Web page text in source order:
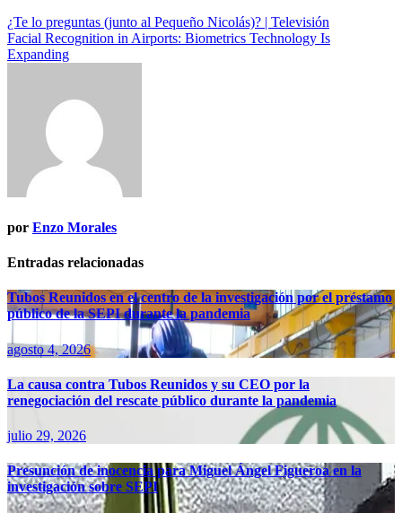
Navegación
de
¿Te lo preguntas (junto al Pequeño Nicolás)? | Televisión
Facial Recognition in Airports: Biometrics Technology Is
Expanding
por Enzo Morales
Entradas relacionadas
Tubos Reunidos en el centro de la investigación por el préstamo
público de la SEPI durante la pandemia
agosto 4, 2026
La causa contra Tubos Reunidos y su CEO por la
renegociación del rescate público durante la pandemia
julio 29, 2026
Presunción de inocencia para Miguel Ángel Figueroa en la
investigación sobre SEPI